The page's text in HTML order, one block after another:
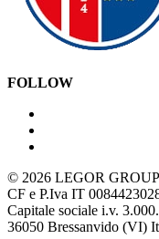
FOLLOW
© 2026 LEGOR
CF e P.Iva IT
Capitale sociale i.v.
36050 Bressanvido (VI)